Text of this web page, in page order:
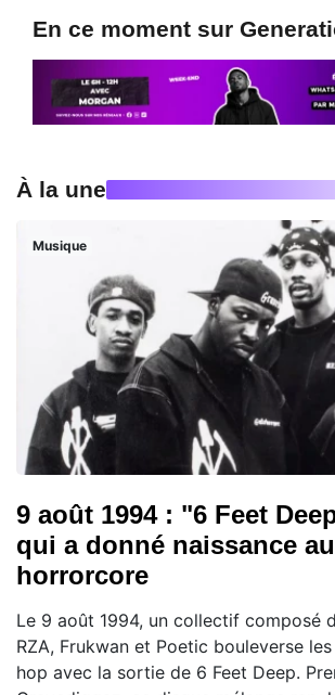
En ce moment sur
À la une
Musique
9 août 1994 : "6 Feet
qui a donné naissance au
horrorcore
Le 9 août 1994, un collectif composé
RZA, Frukwan et Poetic bouleverse
hop avec la sortie de 6 Feet Deep.